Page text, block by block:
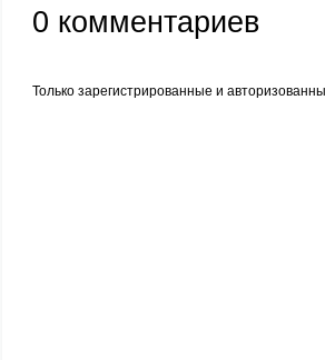
0 комментариев
Только зарегистрированные и